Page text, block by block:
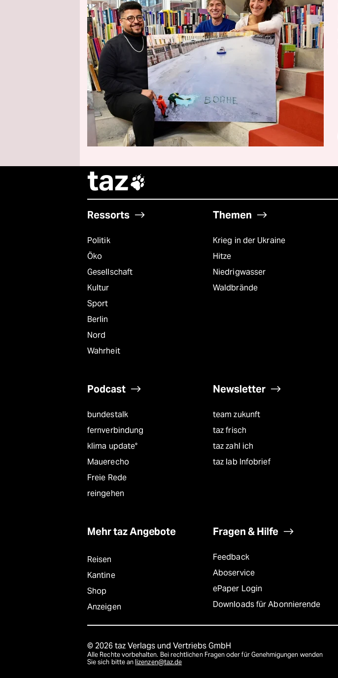
taz
Ressorts
Politik
Öko
Gesellschaft
Kultur
Sport
Berlin
Nord
Wahrheit
Themen
Krieg in der Ukraine
Hitze
Niedrigwasser
Waldbrände
Podcast
bundestalk
fernverbindung
klima update°
Mauerecho
Freie Rede
reingehen
Newsletter
team zukunft
taz frisch
taz zahl ich
taz lab Infobrief
Mehr taz Angebote
Reisen
Kantine
Shop
Anzeigen
Fragen & Hilfe
Feedback
Aboservice
ePaper Login
Downloads für Abonnierende
© 2026 taz Verlags und Vertriebs GmbH
Alle Rechte vorbehalten. Bei rechtlichen Fragen oder für Genehmigungen wenden
Sie sich bitte an lizenzen@taz.de